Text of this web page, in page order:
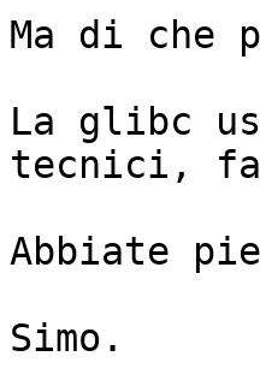
Ma di che
La glibc
tecnici,
Abbiate
Simo.